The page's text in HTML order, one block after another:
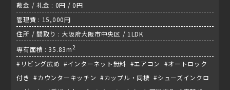
敷金 / 礼金 : 0円 / 0円
管理費 : 15,000円
住所 / 間取り : 大阪府大阪市中央区 / 1LDK
専有面積 : 35.83m2
#リビング広め #インターネット無料 #エアコン #オートロック
付き #カウンターキッチン #カップル・同棲 #シューズインクロ